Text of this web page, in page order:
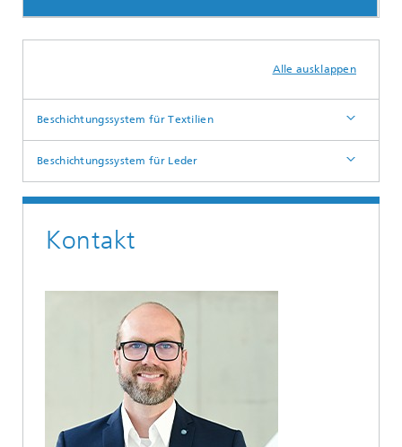
Alle ausklappen
Beschichtungssystem für Textilien
Beschichtungssystem für Leder
Kontakt